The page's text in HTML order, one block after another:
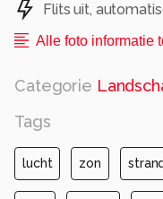
Flits uit,
Alle foto informatie
Categorie
Tags
lucht zon strand